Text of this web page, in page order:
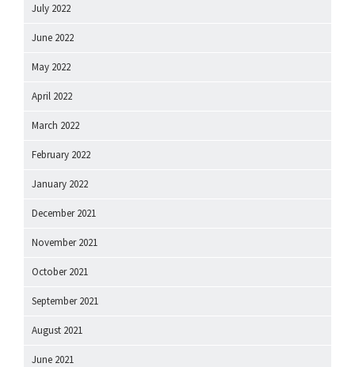
July 2022
June 2022
May 2022
April 2022
March 2022
February 2022
January 2022
December 2021
November 2021
October 2021
September 2021
August 2021
June 2021